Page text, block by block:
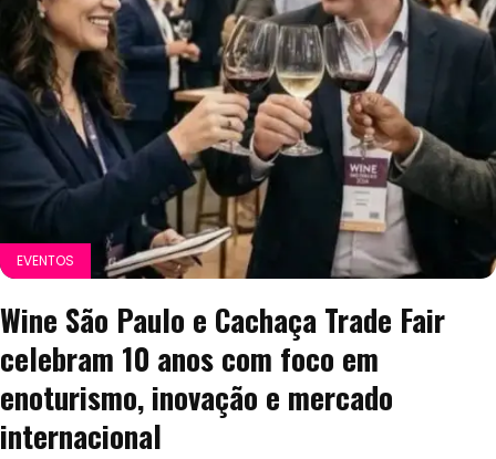
EVENTOS
Wine São Paulo e Cachaça Trade Fair
celebram 10 anos com foco em
enoturismo, inovação e mercado
internacional